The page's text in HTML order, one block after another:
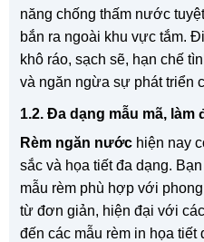
năng chống thấm nước
bắn ra ngoài khu vực tắm.
khô ráo, sạch sẽ, hạn chế
và ngăn ngừa sự phát triển
1.2. Đa dạng mẫu mã, làm
Rèm ngăn nước hiện nay
sắc và họa tiết đa dạng.
mẫu rèm phù hợp với
từ đơn giản, hiện đại với
đến các mẫu rèm in họa tiết